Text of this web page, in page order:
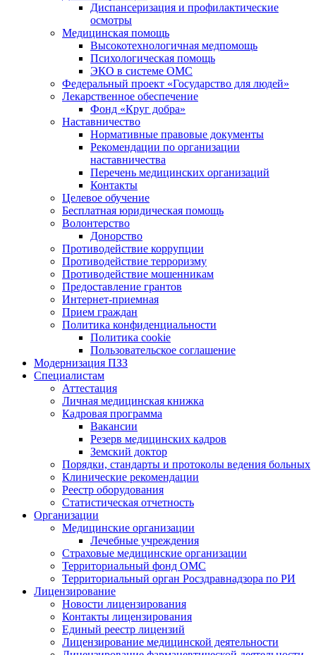
Диспансеризация и профилактические
осмотры
Медицинская помощь
Высокотехнологичная медпомощь
Психологическая помощь
ЭКО в системе ОМС
Федеральный проект «Государство для людей»
Лекарственное обеспечение
Фонд «Круг добра»
Наставничество
Нормативные правовые документы
Рекомендации по организации
наставничества
Перечень медицинских организаций
Контакты
Целевое обучение
Бесплатная юридическая помощь
Волонтерство
Донорство
Противодействие коррупции
Противодействие терроризму
Противодействие мошенникам
Предоставление грантов
Интернет-приемная
Прием граждан
Политика конфиденциальности
Политика cookie
Пользовательское соглашение
Модернизация ПЗЗ
Специалистам
Аттестация
Личная медицинская книжка
Кадровая программа
Вакансии
Резерв медицинских кадров
Земский доктор
Порядки, стандарты и протоколы ведения больных
Клинические рекомендации
Реестр оборудования
Статистическая отчетность
Организации
Медицинские организации
Лечебные учреждения
Страховые медицинские организации
Территориальный фонд ОМС
Территориальный орган Росздравнадзора по РИ
Лицензирование
Новости лицензирования
Контакты лицензирования
Единый реестр лицензий
Лицензирование медицинской деятельности